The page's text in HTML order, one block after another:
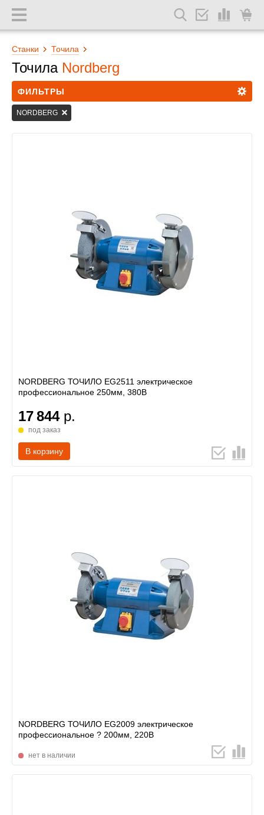
Станки Точила
Точила Nordberg
ФИЛЬТРЫ
NORDBERG
NORDBERG ТОЧИЛО EG2511 электрическое
профессиональное 250мм, 380В
17 844р.
под заказ
В корзину
NORDBERG ТОЧИЛО EG2009 электрическое
профессиональное ? 200мм, 220В
нет в наличии